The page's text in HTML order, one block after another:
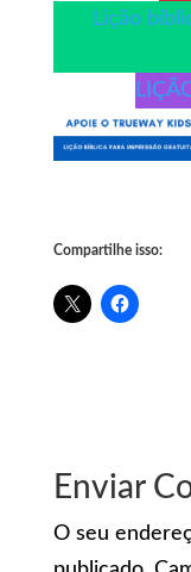
Lição
Compartilhe isso:
Enviar
O seu